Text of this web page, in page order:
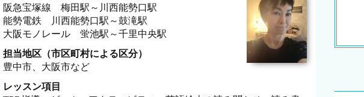
阪急宝塚線 梅田駅～川西能勢口駅
能勢電鉄 川西能勢口駅～鼓滝駅
大阪モノレール 蛍池駅～千里中央駅
担当地区（市区町村による区分）
豊中市、大阪市など
レッスン項目